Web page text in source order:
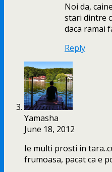
Noi da,
stari dintre
daca ramai
Reply
Yamasha
June 18, 2012
Ie multi prosti in
frumoasa, pacat ca e